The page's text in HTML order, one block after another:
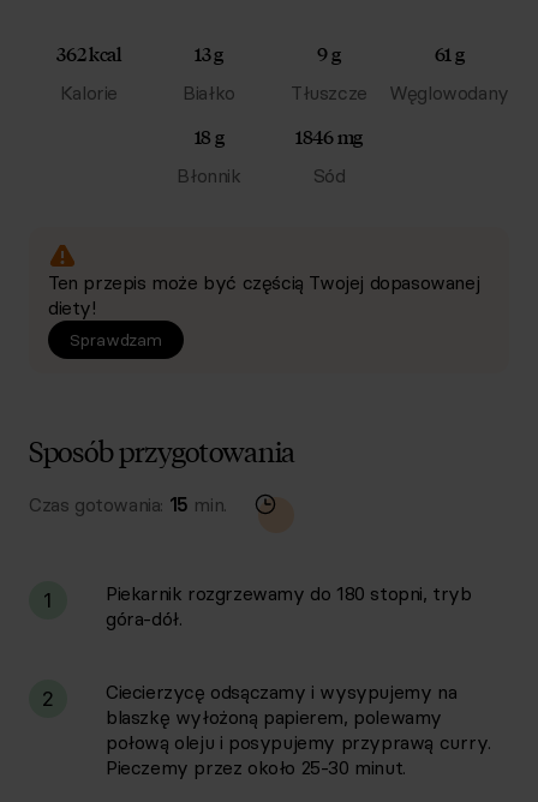
362 kcal
Kalorie
13 g
Białko
9 g
Tłuszcze
61 g
Węglowodany
18 g
Błonnik
1846 mg
Sód
Ten przepis może być częścią Twojej dopasowanej
diety!
Sprawdzam
Sposób przygotowania
Czas gotowania: 15 min.
1
Piekarnik rozgrzewamy do 180 stopni, tryb
góra-dół.
2
Ciecierzycę odsączamy i wysypujemy na
blaszkę wyłożoną papierem, polewamy
połową oleju i posypujemy przyprawą curry.
Pieczemy przez około 25-30 minut.